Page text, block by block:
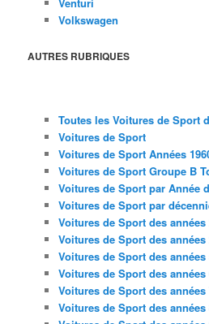
Venturi
Volkswagen
AUTRES RUBRIQUES
Toutes les Voitures de Sport
Voitures de Sport
Voitures de Sport Années
Voitures de Sport Groupe B
Voitures de Sport par Année
Voitures de Sport par
Voitures de Sport des années
Voitures de Sport des années
Voitures de Sport des années
Voitures de Sport des années
Voitures de Sport des années
Voitures de Sport des années